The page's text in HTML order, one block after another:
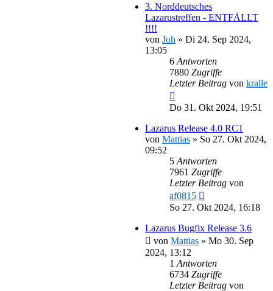
3. Norddeutsches
Lazarustreffen - ENTFÄLLT
!!!!
von Joh » Di 24. Sep 2024,
13:05
6 Antworten
7880 Zugriffe
Letzter Beitrag von kralle
Do 31. Okt 2024, 19:51
Lazarus Release 4.0 RC1
von Mattias » So 27. Okt 2024,
09:52
5 Antworten
7961 Zugriffe
Letzter Beitrag von
af0815
So 27. Okt 2024, 16:18
Lazarus Bugfix Release 3.6
von Mattias » Mo 30. Sep
2024, 13:12
1 Antworten
6734 Zugriffe
Letzter Beitrag von